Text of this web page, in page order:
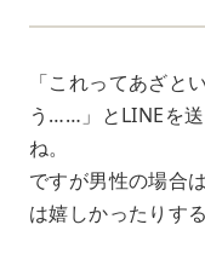
「これってあざと
う……」とLINEを
ね。
ですが男性の場合
は嬉しかったりする